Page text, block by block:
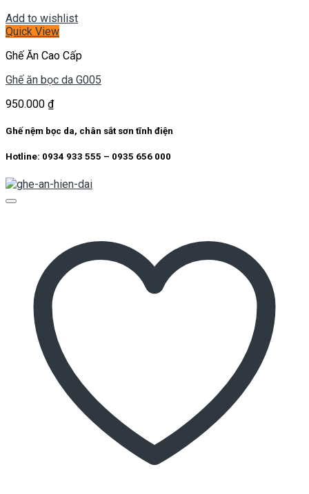
Add to wishlist
Quick View
Ghế Ăn Cao Cấp
Ghế ăn bọc da G005
950.000 ₫
Ghế nệm bọc da, chân sắt sơn tĩnh điện
Hotline: 0934 933 555 – 0935 656 000